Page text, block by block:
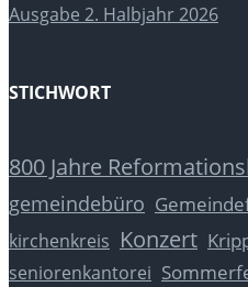
Ausgabe 2. Halbjahr 2026
STICHWORT
800 Jahre
gemeindebüro
kirchenkreis Konzert
seniorenkantorei